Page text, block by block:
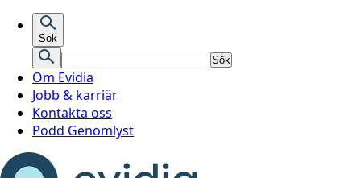
Sök
Sök
Om Evidia
Jobb & karriär
Kontakta oss
Podd Genomlyst